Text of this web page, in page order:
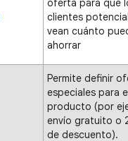
oferta para que
clientes
vean cuánto
ahorrar
Permite definir
especiales para
producto (por
envío gratuito o
de descuento).